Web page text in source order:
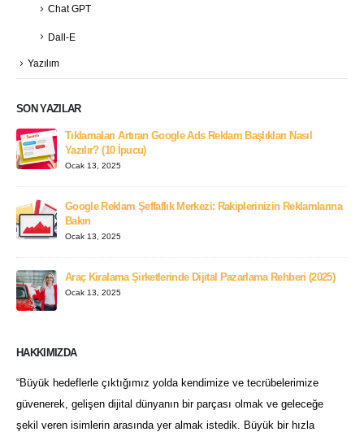
Chat GPT
Dall-E
Yazılım
SON YAZILAR
Tıklamaları Artıran Google Ads Reklam Başlıkları Nasıl
Yazılır? (10 İpucu)
Ocak 13, 2025
Google Reklam Şeffaflık Merkezi: Rakiplerinizin Reklamlarına
Bakın
Ocak 13, 2025
Araç Kiralama Şirketlerinde Dijital Pazarlama Rehberi (2025)
Ocak 13, 2025
HAKKIMIZDA
“Büyük hedeflerle çıktığımız yolda kendimize ve tecrübelerimize
güvenerek, gelişen dijital dünyanın bir parçası olmak ve geleceğe
şekil veren isimlerin arasında yer almak istedik. Büyük bir hızla